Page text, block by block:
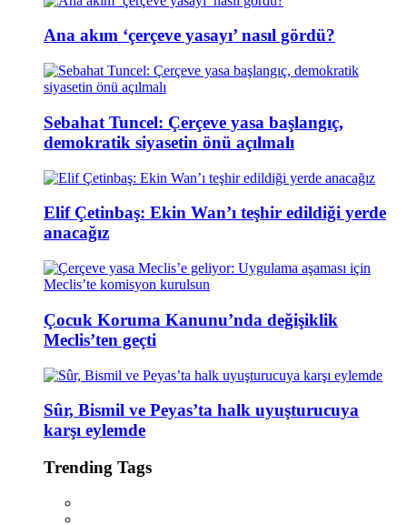
Ana akım ‘çerçeve yasayı’ nasıl gördü?
Sebahat Tuncel: Çerçeve yasa başlangıç,
demokratik siyasetin önü açılmalı
Elif Çetinbaş: Ekin Wan’ı teşhir edildiği yerde
anacağız
Çocuk Koruma Kanunu’nda değişiklik
Meclis’ten geçti
Sûr, Bismil ve Peyas’ta halk uyuşturucuya
karşı eylemde
Trending Tags